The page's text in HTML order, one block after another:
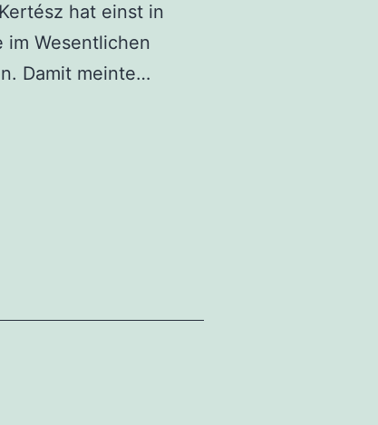
hat einst in
im Wesentlichen
Damit meinte…